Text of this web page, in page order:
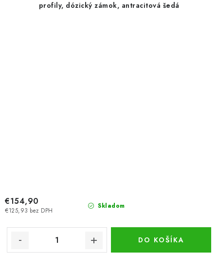
profily, dózický zámok, antracitová šedá
Skladom
€125,93 bez DPH
€154,90
DO KOŠÍKA